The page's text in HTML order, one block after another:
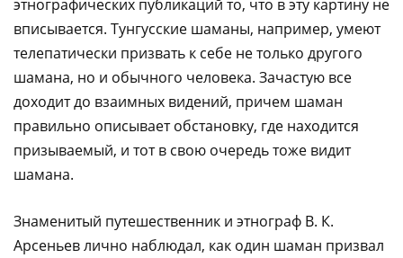
этнографических публикаций то, что в эту картину не
вписывается. Тунгусские шаманы, например, умеют
телепатически призвать к себе не только другого
шамана, но и обычного человека. Зачастую все
доходит до взаимных видений, причем шаман
правильно описывает обстановку, где находится
призываемый, и тот в свою очередь тоже видит
шамана.
Знаменитый путешественник и этнограф В. К.
Арсеньев лично наблюдал, как один шаман призвал